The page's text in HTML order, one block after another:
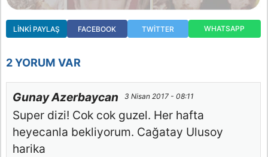
LINKI PAYLAŞ FACEBOOK TWITTER WHATSAPP
2 YORUM VAR
Gunay Azerbaycan 3 Nisan 2017 - 08:11
Super dizi! Cok cok guzel. Her hafta
heyecanla bekliyorum. Cağatay Ulusoy
harika